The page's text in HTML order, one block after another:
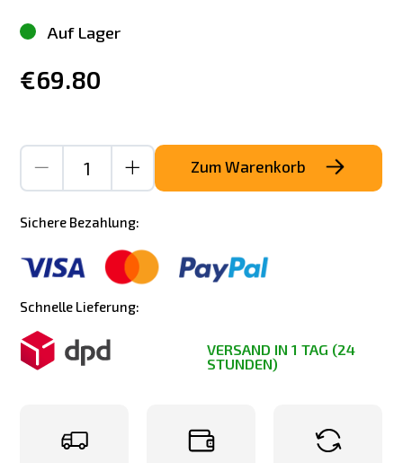
Auf Lager
€69.80
Zum Warenkorb
Sichere Bezahlung:
Schnelle Lieferung:
VERSAND IN 1 TAG (24
STUNDEN)